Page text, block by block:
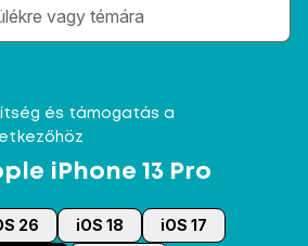
és támogatás a
iPhone 13 Pro
26 iOS 18
iOS 17